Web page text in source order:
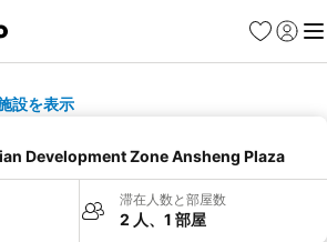
お気に入り
ログイ
メ
設を表示
Development Zone Ansheng Plaza
滞在人数と部屋数
2 人、1 部屋